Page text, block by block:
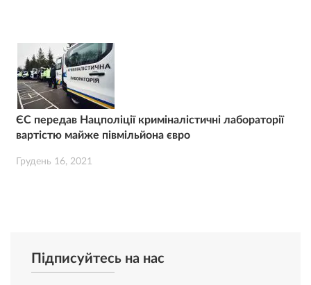
ЄС передав Нацполіції криміналістичні лабораторії
вартістю майже півмільйона євро
Грудень 16, 2021
Підписуйтесь на нас